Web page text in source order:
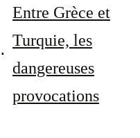
Entre Grèce et
Turquie, les
dangereuses
provocations